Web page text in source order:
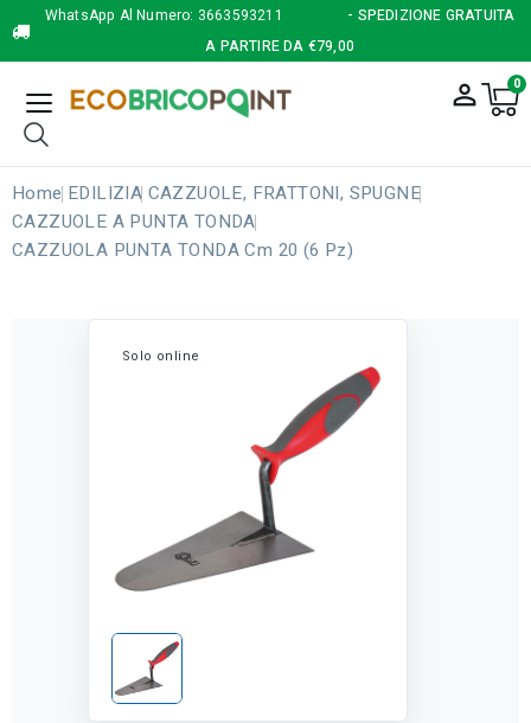
WhatsApp Al Numero: 3663593211
- SPEDIZIONE GRATUITA
A PARTIRE DA €79,00
person_outline 0
Home EDILIZIA CAZZUOLE, FRATTONI, SPUGNE
CAZZUOLE A PUNTA TONDA
CAZZUOLA PUNTA TONDA Cm 20 (6 Pz)
Solo online